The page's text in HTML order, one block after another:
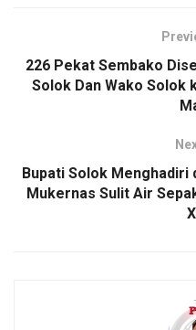
226 Pekat Sembako
Solok Dan Wako Solok
Bupati Solok Menghadiri
Mukernas Sulit Air